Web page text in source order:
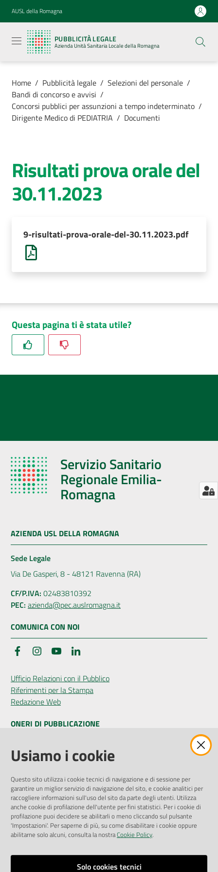
Vai al contenuto
Vai alla navigazione
Vai al footer
AUSL della Romagna
PUBBLICITÀ LEGALE
Azienda Unità Sanitaria Locale della Romagna
legale
Azienda
Unità
Locale della
Servizi
Luoghi di
cura
AUSL
Comunica
Home / Pubblicità legale / Selezioni del personale /
Bandi di concorso e avvisi /
Concorsi pubblici per assunzioni a tempo indeterminato /
Dirigente Medico di PEDIATRIA / Documenti
Risultati prova orale del
30.11.2023
9-risultati-prova-orale-del-30.11.2023.pdf
Questa pagina ti è stata utile?
Servizio Sanitario
Regionale Emilia-
Romagna
AZIENDA USL DELLA ROMAGNA
Sede Legale
Via De Gasperi, 8 - 48121 Ravenna (RA)
CF/P.IVA: 02483810392
PEC: azienda@pec.auslromagna.it
COMUNICA CON NOI
FacebookInstagramYouTube
Ufficio Relazioni con il Pubblico
Riferimenti per la Stampa
Redazione Web
ONERI DI PUBBLICAZIONE
Amministrazione Trasparente
Pubblicità legale
Privacy Policy
Attuazione Misure PNRR
Liste di Attesa
ENTI, IMPRESE E PARTNER
Fatturazione Elettronica
Usiamo i cookie
Questo sito utilizza i cookie tecnici di navigazione e di sessione per
garantire un miglior servizio di navigazione del sito, e cookie analitici per
raccogliere informazioni sull'uso del sito da parte degli utenti. Utilizza
anche cookie di profilazione dell'utente per fini statistici. Per i cookie di
profilazione puoi decidere se abilitarli o meno cliccando sul pulsante
'Impostazioni'. Per saperne di più, su come disabilitare i cookie oppure
abilitarne solo alcuni, consulta la nostraCookie Policy.
Solo cookies tecnici